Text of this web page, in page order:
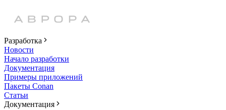
Разработка
Новости
Начало разработки
Документация
Примеры приложений
Пакеты Conan
Статьи
Документация